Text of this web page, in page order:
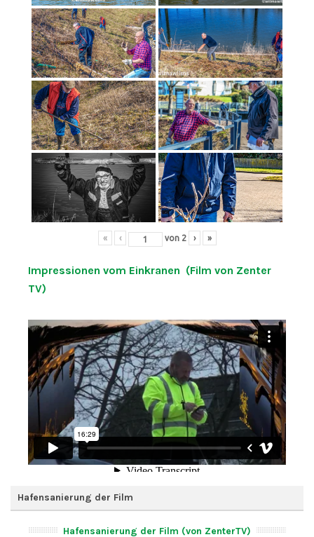
« ‹ von 2 › »
Impressionen vom Einkranen (Film von Zenter
TV)
Hafensanierung der Film
Hafensanierung der Film (von ZenterTV)